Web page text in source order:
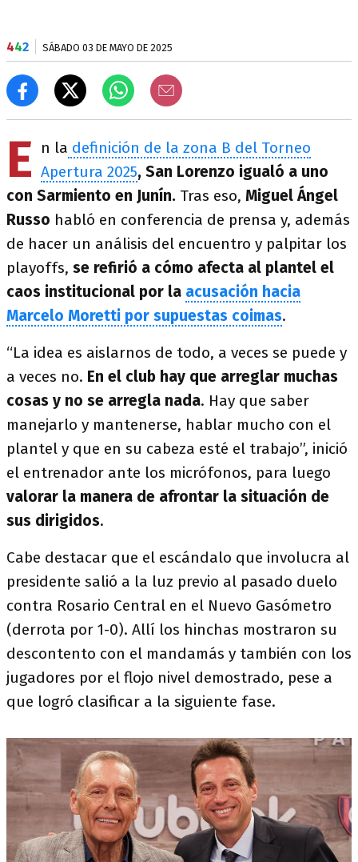
442 SÁBADO 03 DE MAYO DE 2025
E n la definición de la zona B del Torneo
Apertura 2025, San Lorenzo igualó a uno
con Sarmiento en Junín. Tras eso, Miguel Ángel
Russo habló en conferencia de prensa y, además
de hacer un análisis del encuentro y palpitar los
playoffs, se refirió a cómo afecta al plantel el
caos institucional por la acusación hacia
Marcelo Moretti por supuestas coimas.
“La idea es aislarnos de todo, a veces se puede y
a veces no. En el club hay que arreglar muchas
cosas y no se arregla nada. Hay que saber
manejarlo y mantenerse, hablar mucho con el
plantel y que en su cabeza esté el trabajo”, inició
el entrenador ante los micrófonos, para luego
valorar la manera de afrontar la situación de
sus dirigidos.
Cabe destacar que el escándalo que involucra al
presidente salió a la luz previo al pasado duelo
contra Rosario Central en el Nuevo Gasómetro
(derrota por 1-0). Allí los hinchas mostraron su
descontento con el mandamás y también con los
jugadores por el flojo nivel demostrado, pese a
que logró clasificar a la siguiente fase.